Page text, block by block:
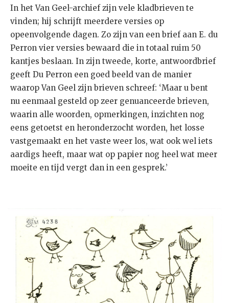
In het Van Geel-archief zijn vele kladbrieven te
vinden; hij schrijft meerdere versies op
opeenvolgende dagen. Zo zijn van een brief aan E. du
Perron vier versies bewaard die in totaal ruim 50
kantjes beslaan. In zijn tweede, korte, antwoordbrief
geeft Du Perron een goed beeld van de manier
waarop Van Geel zijn brieven schreef: ‘Maar u bent
nu eenmaal gesteld op zeer genuanceerde brieven,
waarin alle woorden, opmerkingen, inzichten nog
eens getoetst en heronderzocht worden, het losse
vastgemaakt en het vaste weer los, wat ook wel iets
aardigs heeft, maar wat op papier nog heel wat meer
moeite en tijd vergt dan in een gesprek.’